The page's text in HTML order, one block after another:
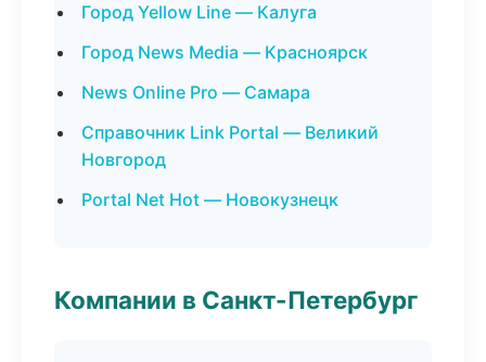
Город Yellow Line — Калуга
Город News Media — Красноярск
News Online Pro — Самара
Справочник Link Portal — Великий
Новгород
Portal Net Hot — Новокузнецк
Компании в Санкт-Петербург